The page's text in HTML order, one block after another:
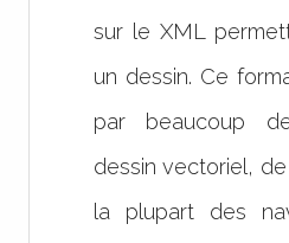
sur le XML
un dessin. Ce
par beaucoup
dessin vectoriel,
la plupart des